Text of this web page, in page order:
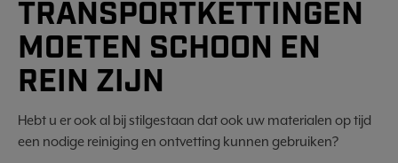
TRANSPORTKETTINGEN
MOETEN SCHOON EN
REIN ZIJN
Hebt u er ook al bij stilgestaan dat ook uw materialen op tijd
een nodige reiniging en ontvetting kunnen gebruiken?